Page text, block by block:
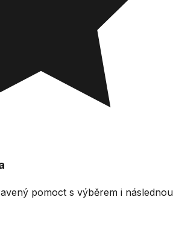
pomoct s výběrem i následnou